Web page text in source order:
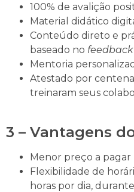
100% de avalição
Material didático
Conteúdo direto e
baseado no feedback
Mentoria
Atestado por
treinaram seus
3 – Vantagens
Menor preço a
Flexibilidade de
horas por dia,